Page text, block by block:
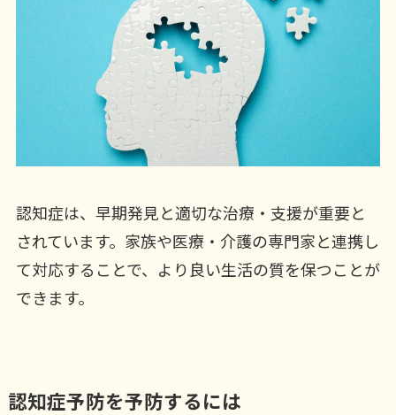
認知症は、早期発見と適切な治療・支援が重要と
されています。家族や医療・介護の専門家と連携し
て対応することで、より良い生活の質を保つことが
できます。
認知症予防を予防するには